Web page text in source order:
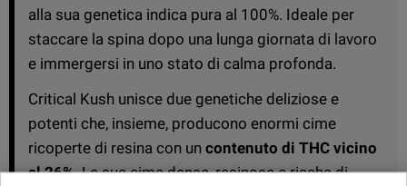
alla sua genetica indica pura al 100%. Ideale per
staccare la spina dopo una lunga giornata di lavoro
e immergersi in uno stato di calma profonda.
Critical Kush unisce due genetiche deliziose e
potenti che, insieme, producono enormi cime
ricoperte di resina con un contenuto di THC vicino
al 26%. Le sue cime dense, resinose e ricche di